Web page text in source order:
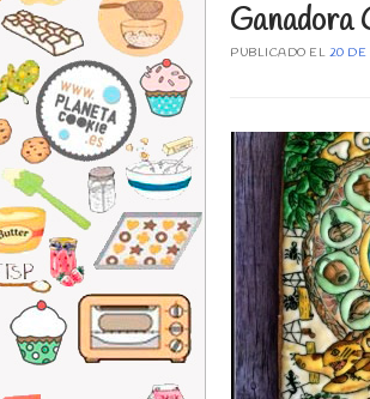
Ganadora
PUBLICADO EL 20 DE